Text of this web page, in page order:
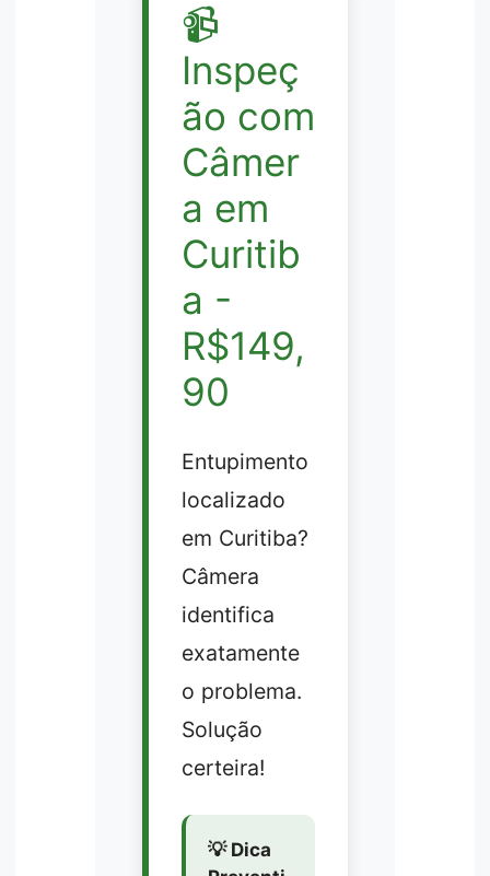
📹
Inspeç
ão com
Câmer
a em
Curitib
a -
R$149,
90
Entupimento
localizado
em Curitiba?
Câmera
identifica
exatamente
o problema.
Solução
certeira!
💡 Dica